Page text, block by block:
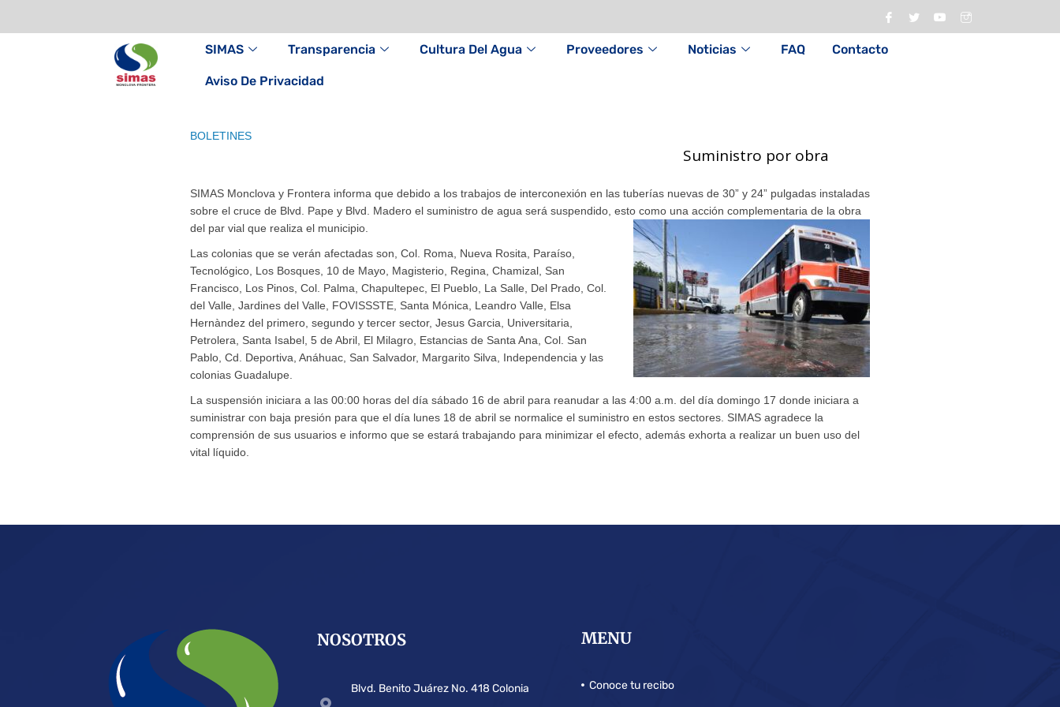
SIMAS Transparencia Cultura Del Agua Proveedores Noticias FAQ Contacto
Aviso De Privacidad
BOLETINES
Suministro por obra
SIMAS Monclova y Frontera informa que debido a los trabajos de interconexión en las tuberías nuevas de 30” y 24” pulgadas instaladas
sobre el cruce de Blvd. Pape y Blvd. Madero el suministro de agua será suspendido, esto como una acción complementaria de la obra
del par vial que realiza el municipio.
Las colonias que se verán afectadas son, Col. Roma, Nueva Rosita, Paraíso,
Tecnológico, Los Bosques, 10 de Mayo, Magisterio, Regina, Chamizal, San
Francisco, Los Pinos, Col. Palma, Chapultepec, El Pueblo, La Salle, Del Prado, Col.
del Valle, Jardines del Valle, FOVISSSTE, Santa Mónica, Leandro Valle, Elsa
Hernàndez del primero, segundo y tercer sector, Jesus Garcia, Universitaria,
Petrolera, Santa Isabel, 5 de Abril, El Milagro, Estancias de Santa Ana, Col. San
Pablo, Cd. Deportiva, Anáhuac, San Salvador, Margarito Silva, Independencia y las
colonias Guadalupe.
La suspensión iniciara a las 00:00 horas del día sábado 16 de abril para reanudar a las 4:00 a.m. del día domingo 17 donde iniciara a
suministrar con baja presión para que el día lunes 18 de abril se normalice el suministro en estos sectores. SIMAS agradece la
comprensión de sus usuarios e informo que se estará trabajando para minimizar el efecto, además exhorta a realizar un buen uso del
vital líquido.
NOSOTROS
Blvd. Benito Juárez No. 418 Colonia
MENU
Conoce tu recibo